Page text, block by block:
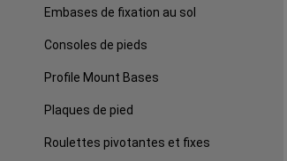
Embases de fixation au sol
Consoles de pieds
Profile Mount Bases
Plaques de pied
Roulettes pivotantes et fixes